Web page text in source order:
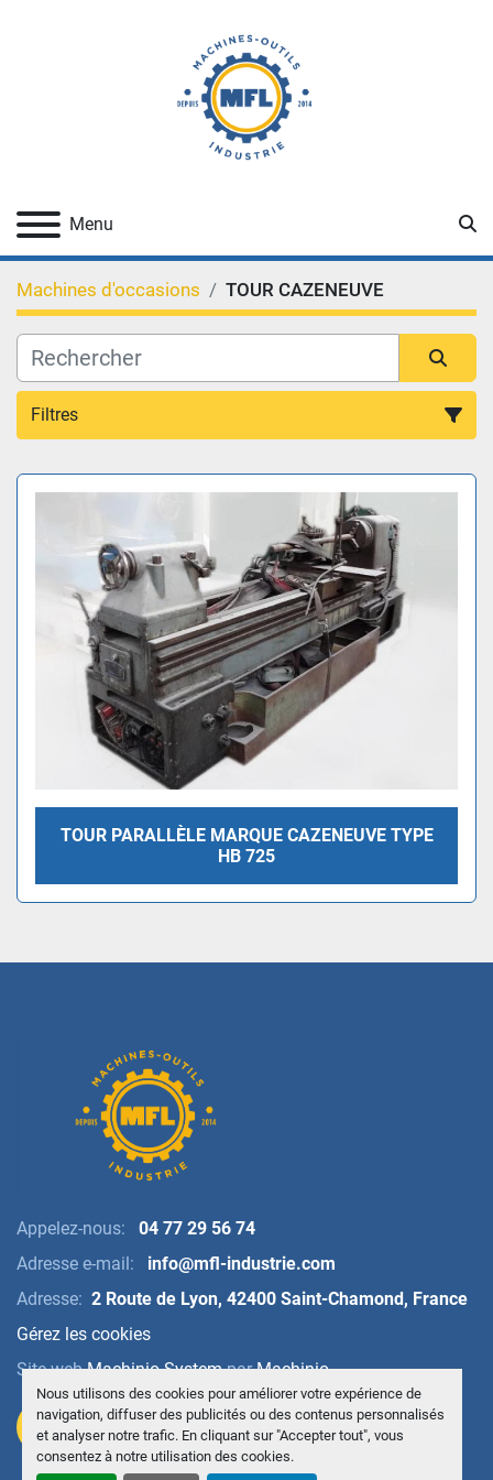
Nous utilisons des cookies pour améliorer votre expérience de
navigation, diffuser des publicités ou des contenus personnalisés
et analyser notre trafic. En cliquant sur "Accepter tout", vous
consentez à notre utilisation des cookies.
Menu
Machines d'occasions TOUR CAZENEUVE
Filtres
Toutes Categories
Trier par
TOUR PARALLÈLE MARQUE CAZENEUVE TYPE
HB 725
Appelez-nous:
04 77 29 56 74
Adresse e-mail:
info@mfl-industrie.com
Adresse: 2 Route de Lyon, 42400 Saint-Chamond, France
Gérez les cookies
Site webMachinio SystemparMachinio